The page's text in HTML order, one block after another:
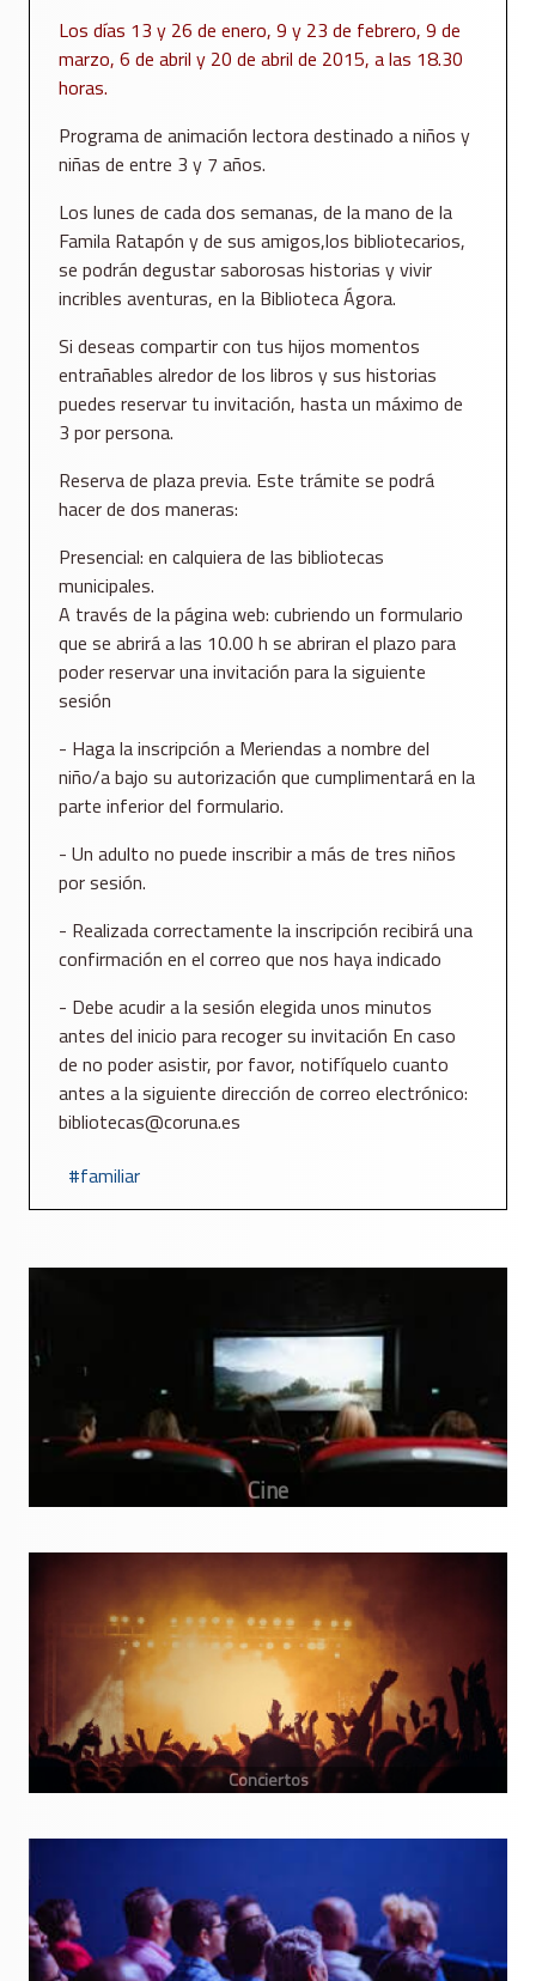
Los días 13 y 26 de enero, 9 y 23 de febrero, 9 de
marzo, 6 de abril y 20 de abril de 2015, a las 18.30
horas.
Programa de animación lectora destinado a niños y
niñas de entre 3 y 7 años.
Los lunes de cada dos semanas, de la mano de la
Famila Ratapón y de sus amigos,los bibliotecarios,
se podrán degustar saborosas historias y vivir
incribles aventuras, en la Biblioteca Ágora.
Si deseas compartir con tus hijos momentos
entrañables alredor de los libros y sus historias
puedes reservar tu invitación, hasta un máximo de
3 por persona.
Reserva de plaza previa. Este trámite se podrá
hacer de dos maneras:
Presencial: en calquiera de las bibliotecas
municipales.
A través de la página web: cubriendo un formulario
que se abrirá a las 10.00 h se abriran el plazo para
poder reservar una invitación para la siguiente
sesión
- Haga la inscripción a Meriendas a nombre del
niño/a bajo su autorización que cumplimentará en la
parte inferior del formulario.
- Un adulto no puede inscribir a más de tres niños
por sesión.
- Realizada correctamente la inscripción recibirá una
confirmación en el correo que nos haya indicado
- Debe acudir a la sesión elegida unos minutos
antes del inicio para recoger su invitación En caso
de no poder asistir, por favor, notifíquelo cuanto
antes a la siguiente dirección de correo electrónico:
bibliotecas@coruna.es
familiar